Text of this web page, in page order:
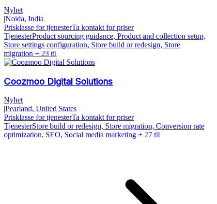
Nyhet
|Noida, India
Prisklasse for tjenesterTa kontakt for priser
TjenesterProduct sourcing guidance, Product and collection setup,
Store settings configuration, Store build or redesign, Store
migration + 23 til
Coozmoo Digital Solutions
Nyhet
|Pearland, United States
Prisklasse for tjenesterTa kontakt for priser
TjenesterStore build or redesign, Store migration, Conversion rate
optimization, SEO, Social media marketing + 27 til